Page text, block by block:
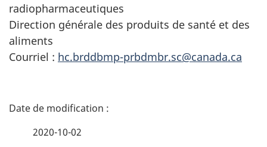
radiopharmaceutiques
Direction générale des produits de santé et des
aliments
Courriel : hc.brddbmp-prbdmbr.sc@canada.ca
D
2020-10-02